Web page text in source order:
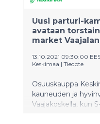
Uusi parturi-
avataan
market
13.10.2021 09:30:00
Keskimaa | Tiedote
Osuuskauppa
kauneuden ja
Vaajakoskella, kun